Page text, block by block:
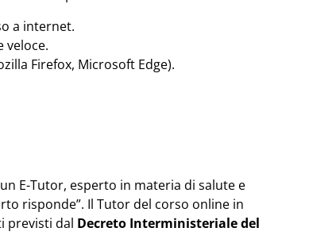
a internet.
veloce.
Firefox, Microsoft Edge).
E-Tutor, esperto in materia di salute e
risponde”. Il Tutor del corso online in
previsti dal Decreto Interministeriale del